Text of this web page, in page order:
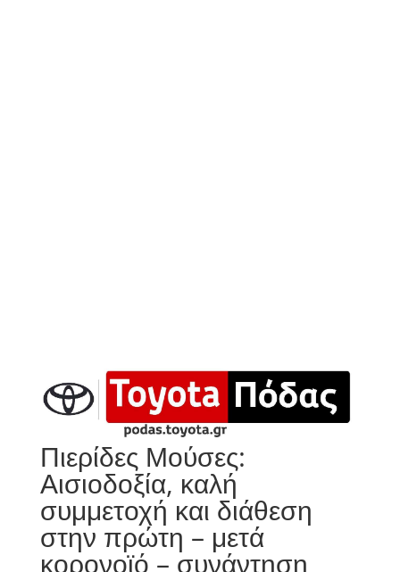
Πιερίδες Μούσες:
Αισιοδοξία, καλή
συμμετοχή και διάθεση
στην πρώτη – μετά
κορονοϊό – συνάντηση